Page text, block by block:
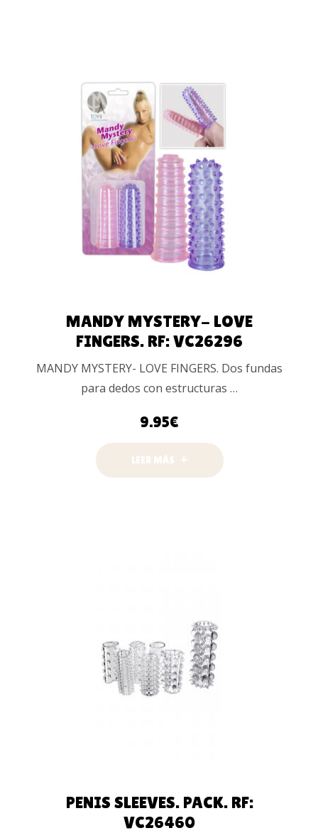
LEER MÁS
MANDY MYSTERY- LOVE
FINGERS. RF: VC26296
MANDY MYSTERY- LOVE FINGERS. Dos fundas
para dedos con estructuras …
9.95€
LEER MÁS
AÑADIR
AL
CARRITO
PENIS SLEEVES. PACK. RF:
VC26460